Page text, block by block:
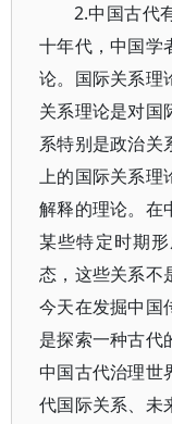
2.中国古代
十年代，中国学
论。国际关系理
关系理论是对国
系特别是政治关
上的国际关系理
解释的理论。在
某些特定时期
态，这些关系不
今天在发掘中国
是探索一种古代
中国古代治理世
代国际关系、未